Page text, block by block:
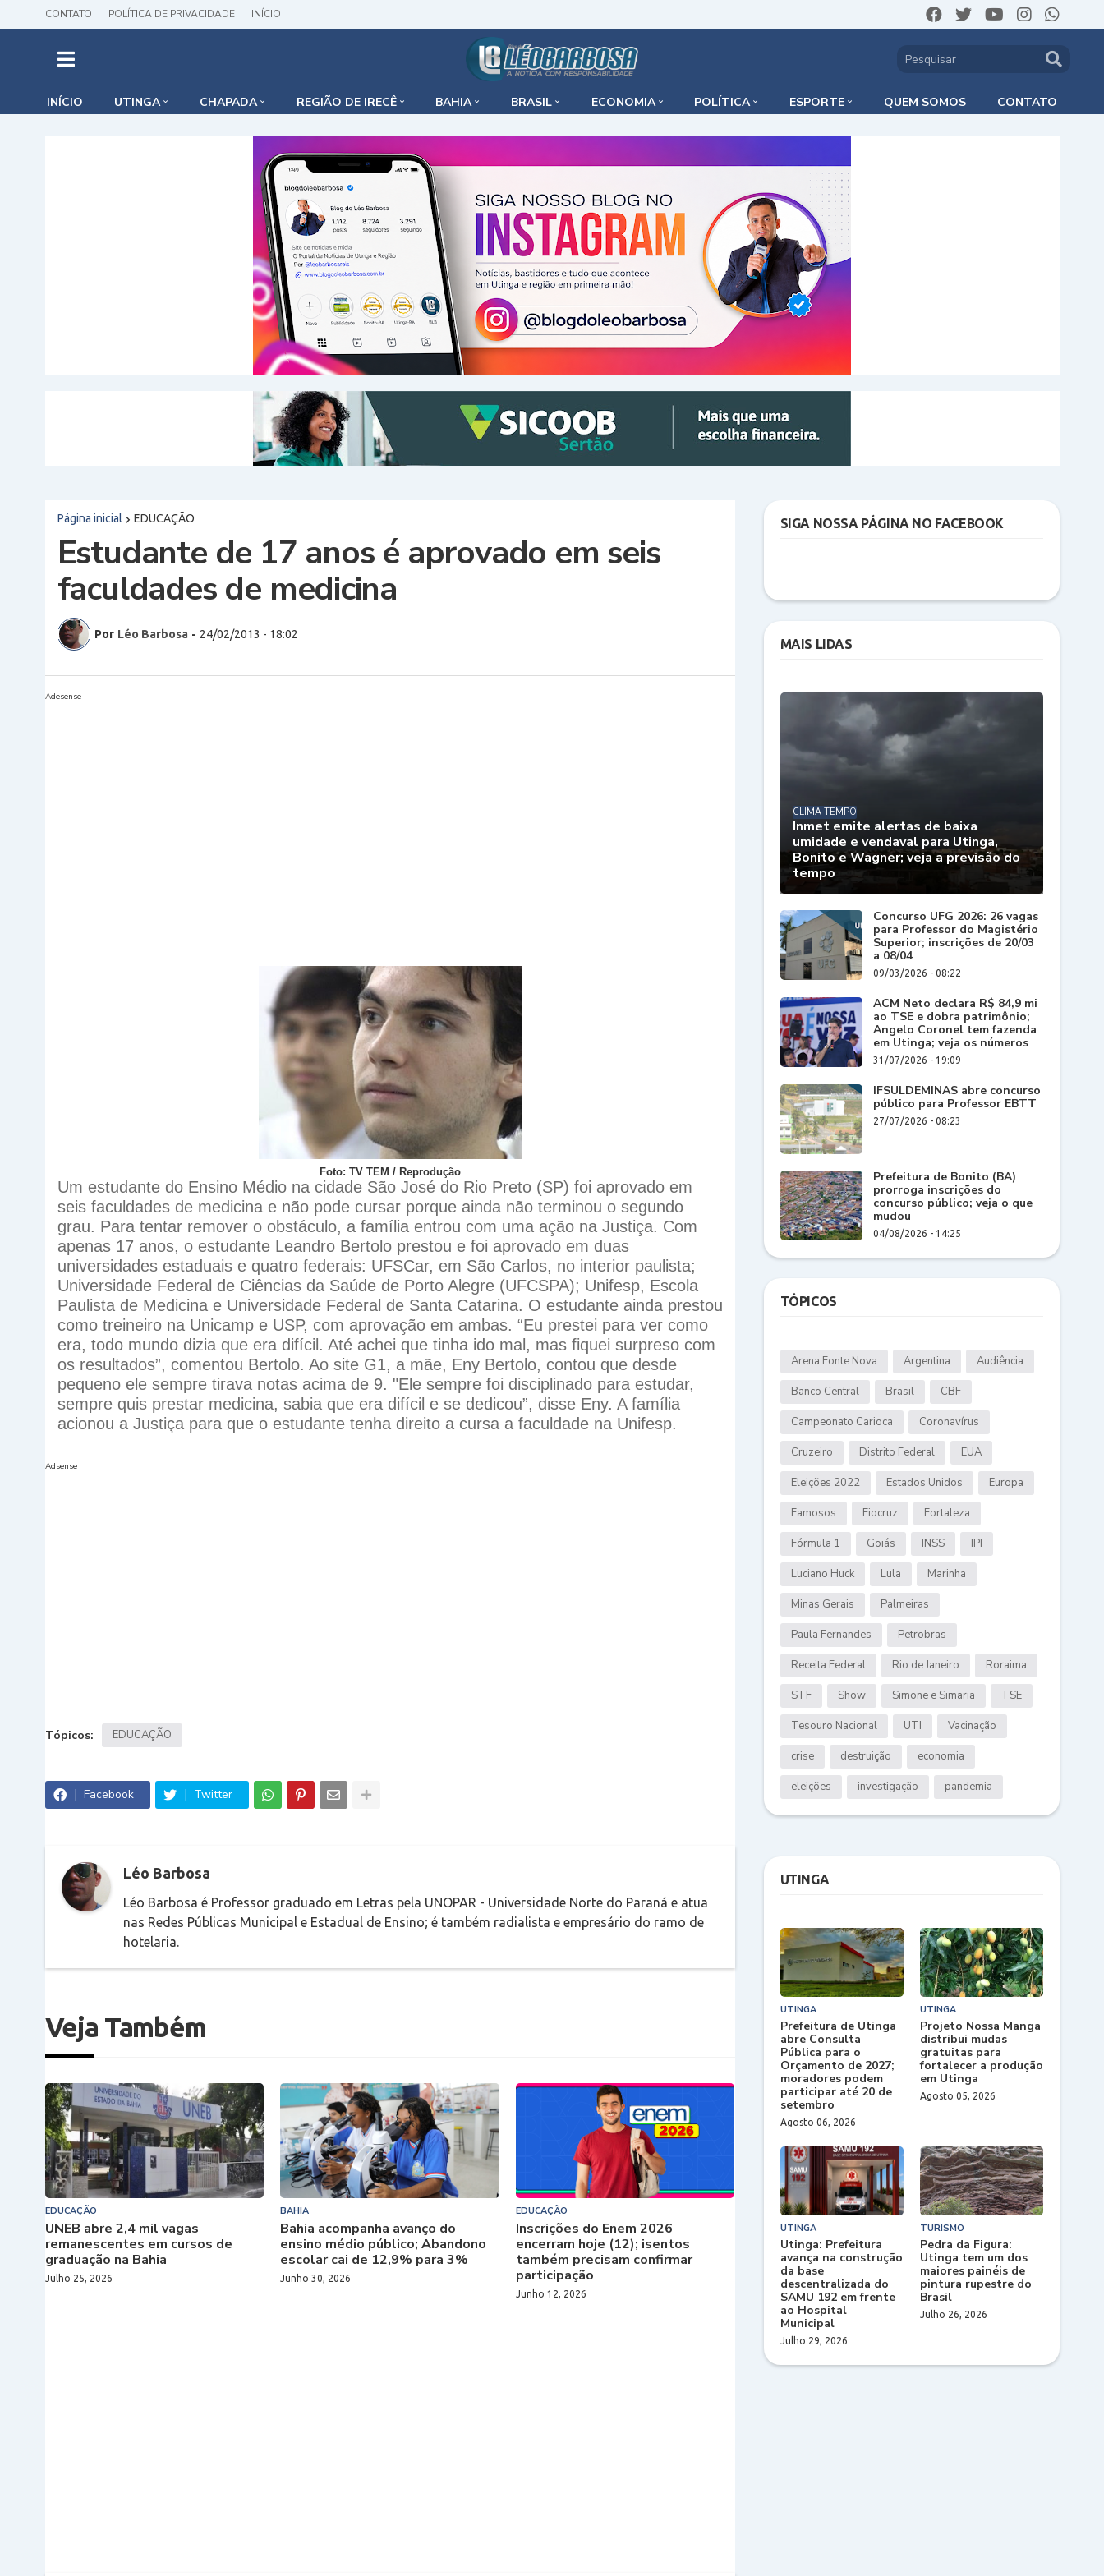
CONTATO POLÍTICA DE PRIVACIDADE INÍCIO
INÍCIO UTINGA CHAPADA REGIÃO DE IRECÊ BAHIA BRASIL ECONOMIA POLÍTICA ESPORTE QUEM SOMOS CONTATO
Página inicial EDUCAÇÃO
Estudante de 17 anos é aprovado em seis
faculdades de medicina
Por Léo Barbosa - 24/02/2013 - 18:02
Adesense
Foto: TV TEM / Reprodução
Um estudante do Ensino Médio na cidade São José do Rio Preto (SP) foi aprovado em
seis faculdades de medicina e não pode cursar porque ainda não terminou o segundo
grau. Para tentar remover o obstáculo, a família entrou com uma ação na Justiça. Com
apenas 17 anos, o estudante Leandro Bertolo prestou e foi aprovado em duas
universidades estaduais e quatro federais: UFSCar, em São Carlos, no interior paulista;
Universidade Federal de Ciências da Saúde de Porto Alegre (UFCSPA); Unifesp, Escola
Paulista de Medicina e Universidade Federal de Santa Catarina. O estudante ainda prestou
como treineiro na Unicamp e USP, com aprovação em ambas. “Eu prestei para ver como
era, todo mundo dizia que era difícil. Até achei que tinha ido mal, mas fiquei surpreso com
os resultados”, comentou Bertolo. Ao site G1, a mãe, Eny Bertolo, contou que desde
pequeno ele sempre tirava notas acima de 9. "Ele sempre foi disciplinado para estudar,
sempre quis prestar medicina, sabia que era difícil e se dedicou”, disse Eny. A família
acionou a Justiça para que o estudante tenha direito a cursa a faculdade na Unifesp.
Adsense
Tópicos: EDUCAÇÃO
Facebook Twitter
Léo Barbosa
Léo Barbosa é Professor graduado em Letras pela UNOPAR - Universidade Norte do Paraná e atua
nas Redes Públicas Municipal e Estadual de Ensino; é também radialista e empresário do ramo de
hotelaria.
Veja Também
EDUCAÇÃO
UNEB abre 2,4 mil vagas
remanescentes em cursos de
graduação na Bahia
Julho 25, 2026
BAHIA
Bahia acompanha avanço do
ensino médio público; Abandono
escolar cai de 12,9% para 3%
Junho 30, 2026
EDUCAÇÃO
Inscrições do Enem 2026
encerram hoje (12); isentos
também precisam confirmar
participação
Junho 12, 2026
SIGA NOSSA PÁGINA NO FACEBOOK
MAIS LIDAS
CLIMA TEMPO
Inmet emite alertas de baixa
umidade e vendaval para Utinga,
Bonito e Wagner; veja a previsão do
tempo
Concurso UFG 2026: 26 vagas
para Professor do Magistério
Superior; inscrições de 20/03
a 08/04
09/03/2026 - 08:22
ACM Neto declara R$ 84,9 mi
ao TSE e dobra patrimônio;
Angelo Coronel tem fazenda
em Utinga; veja os números
31/07/2026 - 19:09
IFSULDEMINAS abre concurso
público para Professor EBTT
27/07/2026 - 08:23
Prefeitura de Bonito (BA)
prorroga inscrições do
concurso público; veja o que
mudou
04/08/2026 - 14:25
TÓPICOS
Arena Fonte Nova Argentina Audiência
Banco Central Brasil CBF
Campeonato Carioca Coronavírus
Cruzeiro Distrito Federal EUA
Eleições 2022 Estados Unidos Europa
Famosos Fiocruz Fortaleza
Fórmula 1 Goiás INSS IPI
Luciano Huck Lula Marinha
Minas Gerais Palmeiras
Paula Fernandes Petrobras
Receita Federal Rio de Janeiro Roraima
STF Show Simone e Simaria TSE
Tesouro Nacional UTI Vacinação
crise destruição economia
eleições investigação pandemia
UTINGA
UTINGA
Prefeitura de Utinga
abre Consulta
Pública para o
Orçamento de 2027;
moradores podem
participar até 20 de
setembro
Agosto 06, 2026
UTINGA
Projeto Nossa Manga
distribui mudas
gratuitas para
fortalecer a produção
em Utinga
Agosto 05, 2026
UTINGA
Utinga: Prefeitura
avança na construção
da base
descentralizada do
SAMU 192 em frente
ao Hospital
Municipal
Julho 29, 2026
TURISMO
Pedra da Figura:
Utinga tem um dos
maiores painéis de
pintura rupestre do
Brasil
Julho 26, 2026